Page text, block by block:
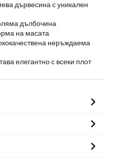
дървесина с уникален
дълбочина
на масата
неръждаема
елегантно с всеки плот